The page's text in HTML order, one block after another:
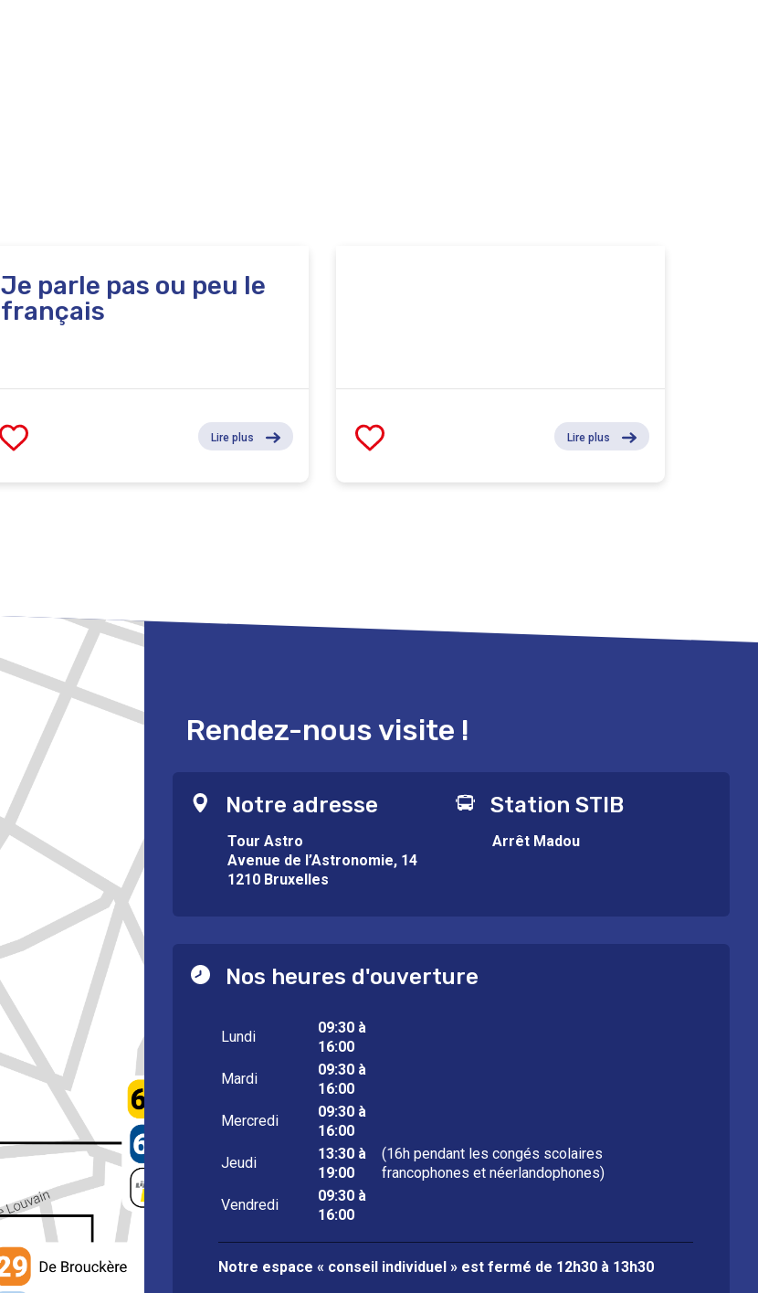
Je parle pas ou peu le
français
Lire plus Lire plus
Rendez-nous visite !
Notre adresse
Tour Astro
Avenue de l’Astronomie, 14
1210 Bruxelles
Station STIB
Arrêt Madou
Nos heures d'ouverture
Lundi
09:30 à
16:00
Mardi
09:30 à
16:00
Mercredi
09:30 à
16:00
Jeudi
13:30 à
19:00
(16h pendant les congés scolaires
francophones et néerlandophones)
Vendredi
09:30 à
16:00
Notre espace « conseil individuel » est fermé de 12h30 à 13h30